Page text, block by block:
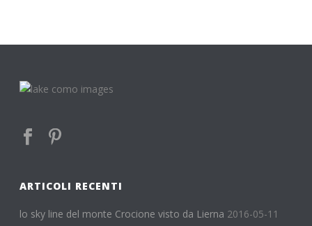
ARTICOLI RECENTI
lo sky line del monte Crocione visto da Lierna 2016-05-11